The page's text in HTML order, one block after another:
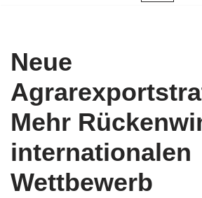
Neue
Mehr
internationalen
Wettbewerb